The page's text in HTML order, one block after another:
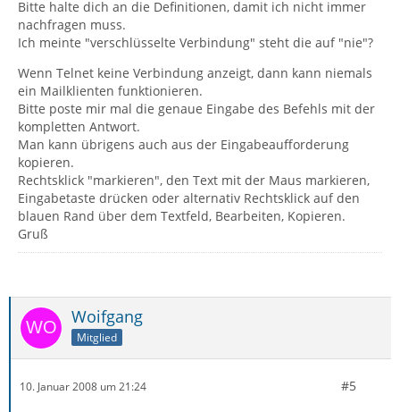
Bitte halte dich an die Definitionen, damit ich nicht immer
nachfragen muss.
Ich meinte "verschlüsselte Verbindung" steht die auf "nie"?
Wenn Telnet keine Verbindung anzeigt, dann kann niemals
ein Mailklienten funktionieren.
Bitte poste mir mal die genaue Eingabe des Befehls mit der
kompletten Antwort.
Man kann übrigens auch aus der Eingabeaufforderung
kopieren.
Rechtsklick "markieren", den Text mit der Maus markieren,
Eingabetaste drücken oder alternativ Rechtsklick auf den
blauen Rand über dem Textfeld, Bearbeiten, Kopieren.
Gruß
Woifgang
Mitglied
10. Januar 2008 um 21:24 #5